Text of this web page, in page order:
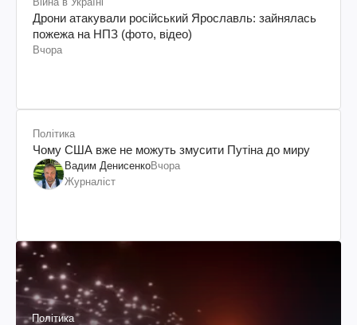
Дрони атакували російський Ярославль: зайнялась
пожежа на НПЗ (фото, відео)
Вчора
Політика
Чому США вже не можуть змусити Путіна до миру
Вадим ДенисенкоВчора
Журналіст
Політика